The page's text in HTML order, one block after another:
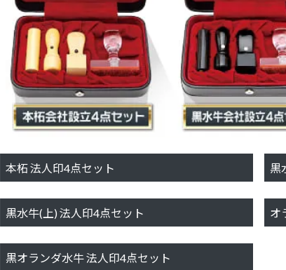
本柘 法人印4点セット 黒
黒水牛(上) 法人印4点セット オ
黒オランダ水牛 法人印4点セット